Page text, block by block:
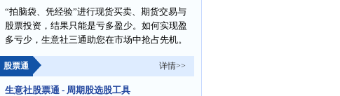
“拍脑袋、凭经验”进行现货买卖、期货交易与
股票投资，结果只能是亏多盈少。如何实现盈
多亏少，生意社三通助您在市场中抢占先机。
股票通 详情>>
生意社股票通 - 周期股选股工具